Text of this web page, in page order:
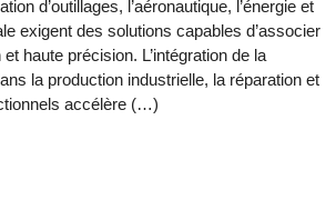
d’outillages, l’aéronautique, l’énergie et
exigent des solutions capables d’associer
haute précision. L’intégration de la
la production industrielle, la réparation et
accélère (…)